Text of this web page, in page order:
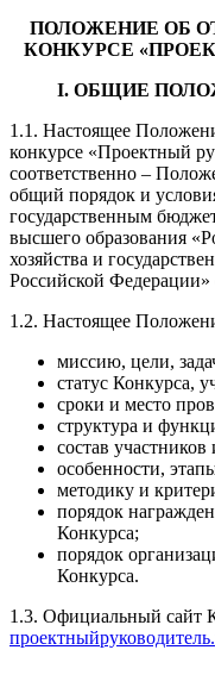
ПОЛОЖЕНИЕ ОБ
КОНКУРСЕ
I. ОБЩИЕ
1.1. Настоящее
конкурсе «Проектный
соответственно –
общий порядок и
государственным
высшего образования
хозяйства и
Российской
1.2. Настоящее
миссию, цели,
статус Конкурса,
сроки и место
структура и
состав
особенности,
методику и
порядок
Конкурса;
порядок
Конкурса.
1.3. Официальный сайт